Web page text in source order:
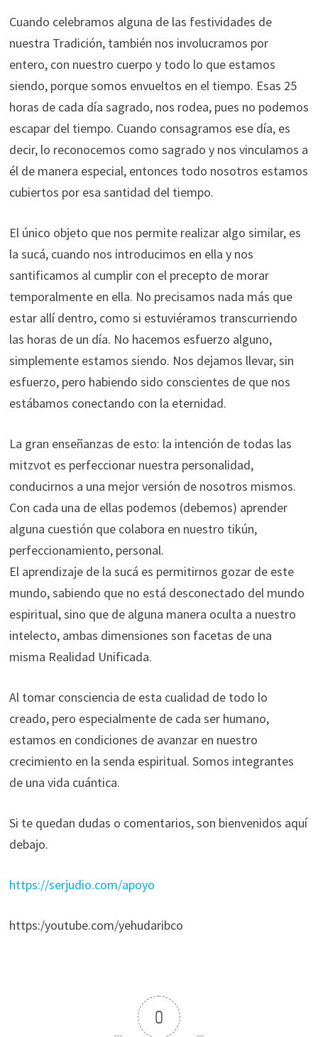
Cuando celebramos alguna de las festividades de
nuestra Tradición, también nos involucramos por
entero, con nuestro cuerpo y todo lo que estamos
siendo, porque somos envueltos en el tiempo. Esas 25
horas de cada día sagrado, nos rodea, pues no podemos
escapar del tiempo. Cuando consagramos ese día, es
decir, lo reconocemos como sagrado y nos vinculamos a
él de manera especial, entonces todo nosotros estamos
cubiertos por esa santidad del tiempo.
El único objeto que nos permite realizar algo similar, es
la sucá, cuando nos introducimos en ella y nos
santificamos al cumplir con el precepto de morar
temporalmente en ella. No precisamos nada más que
estar allí dentro, como si estuviéramos transcurriendo
las horas de un día. No hacemos esfuerzo alguno,
simplemente estamos siendo. Nos dejamos llevar, sin
esfuerzo, pero habiendo sido conscientes de que nos
estábamos conectando con la eternidad.
La gran enseñanzas de esto: la intención de todas las
mitzvot es perfeccionar nuestra personalidad,
conducirnos a una mejor versión de nosotros mismos.
Con cada una de ellas podemos (debemos) aprender
alguna cuestión que colabora en nuestro tikún,
perfeccionamiento, personal.
El aprendizaje de la sucá es permitirnos gozar de este
mundo, sabiendo que no está desconectado del mundo
espiritual, sino que de alguna manera oculta a nuestro
intelecto, ambas dimensiones son facetas de una
misma Realidad Unificada.
Al tomar consciencia de esta cualidad de todo lo
creado, pero especialmente de cada ser humano,
estamos en condiciones de avanzar en nuestro
crecimiento en la senda espiritual. Somos integrantes
de una vida cuántica.
Si te quedan dudas o comentarios, son bienvenidos aquí
debajo.
https://serjudio.com/apoyo
https:/youtube.com/yehudaribco
0